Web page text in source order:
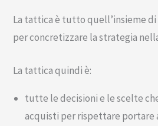
La tattica è tutto quell’insieme di
per concretizzare la strategia
La tattica quindi è:
tutte le decisioni e le scelte
acquisti per rispettare portare